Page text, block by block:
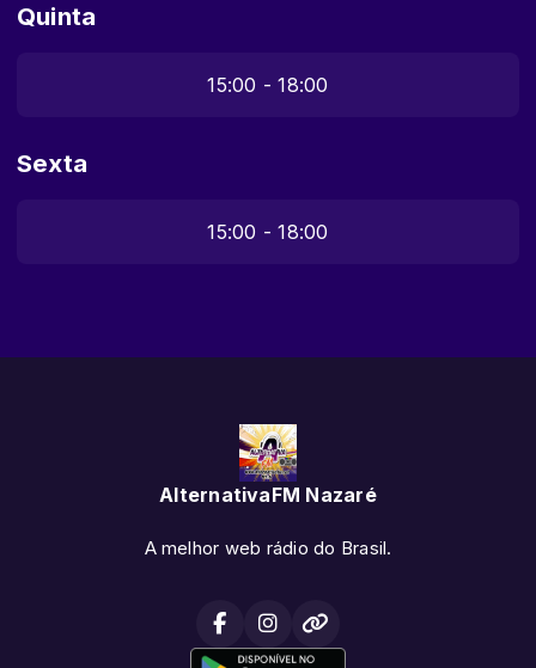
Quinta
15:00 - 18:00
Sexta
15:00 - 18:00
AlternativaFM Nazaré
A melhor web rádio do Brasil.